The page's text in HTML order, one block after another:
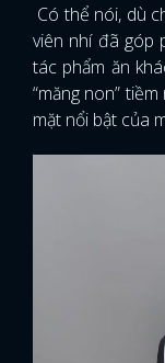
Có thể nói, dù
viên nhí đã góp
tác phẩm ăn
“măng non”
mặt nổi bật của